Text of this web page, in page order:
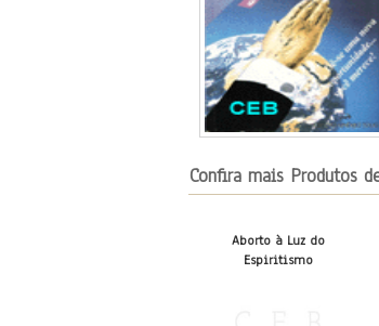
Confira mais Produtos
Aborto à Luz do
Espiritismo